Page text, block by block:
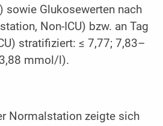
sowie Glukosewerten nach
Non-ICU) bzw. an Tag
stratifiziert: ≤ 7,77; 7,83–
mmol/l).
Normalstation zeigte sich